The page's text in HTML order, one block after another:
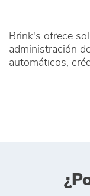
Brink's ofrece
administración
automáticos,